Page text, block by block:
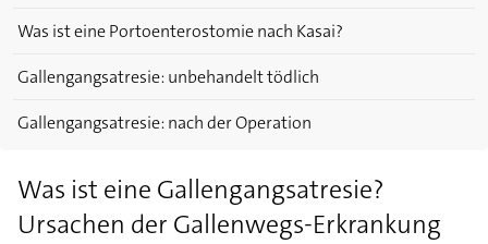
Was ist eine Portoenterostomie nach Kasai?
Gallengangsatresie: unbehandelt tödlich
Gallengangsatresie: nach der Operation
Was ist eine Gallengangsatresie?
Ursachen der Gallenwegs-Erkrankung